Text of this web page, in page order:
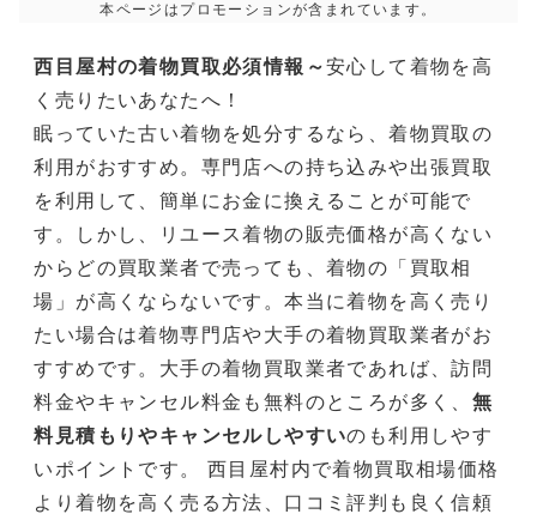
本ページはプロモーションが含まれています。
西目屋村の着物買取必須情報～安心して着物を高
く売りたいあなたへ！
眠っていた古い着物を処分するなら、着物買取の
利用がおすすめ。専門店への持ち込みや出張買取
を利用して、簡単にお金に換えることが可能で
す。しかし、リユース着物の販売価格が高くない
からどの買取業者で売っても、着物の「買取相
場」が高くならないです。本当に着物を高く売り
たい場合は着物専門店や大手の着物買取業者がお
すすめです。大手の着物買取業者であれば、訪問
料金やキャンセル料金も無料のところが多く、 無
料見積もりやキャンセルしやすいのも利用しやす
いポイントです。 西目屋村内で着物買取相場価格
より着物を高く売る方法、口コミ評判も良く信頼